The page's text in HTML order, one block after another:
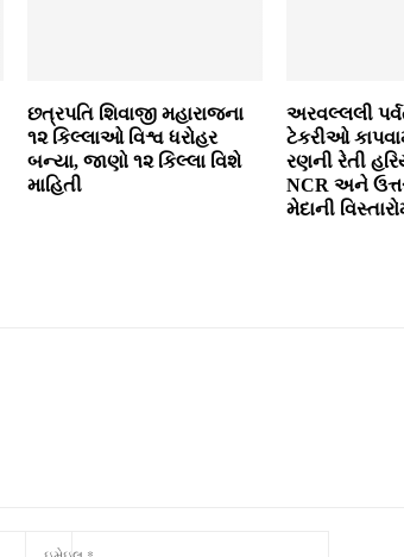
છત્રપતિ શિવાજી મહારાજના
૧૨ કિલ્લાઓ વિશ્વ ધરોહર
બન્યા, જાણો ૧૨ કિલ્લા વિશે
માહિતી
અરવલ્લલી
ટેકરીઓ
રણની રેતી
NCR અને
મેદાની